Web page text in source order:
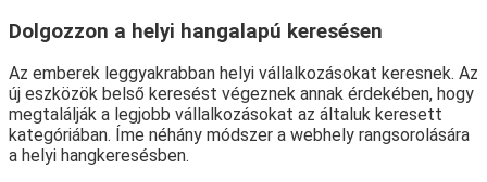
Dolgozzon a helyi hangalapú keresésen
Az emberek leggyakrabban helyi vállalkozásokat keresnek. Az
új eszközök belső keresést végeznek annak érdekében, hogy
megtalálják a legjobb vállalkozásokat az általuk keresett
kategóriában. Íme néhány módszer a webhely rangsorolására
a helyi hangkeresésben.